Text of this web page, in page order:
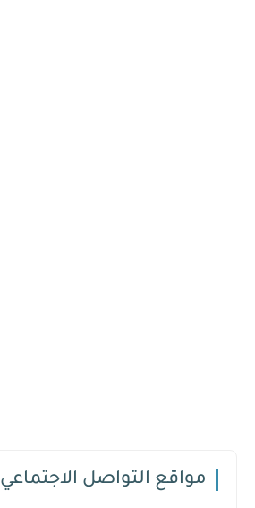
مواقع التواصل الاجتماعي